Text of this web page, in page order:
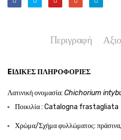
Περιγραφή
EΙΔΙΚΈΣ ΠΛΗΡΟΦΟΡΊΕΣ
Λατινική ονομασία: Chichorium
Ποικιλία : Catalogna frastagliata
Χρώμα/Σχήμα φυλλώματος: πράσινα,